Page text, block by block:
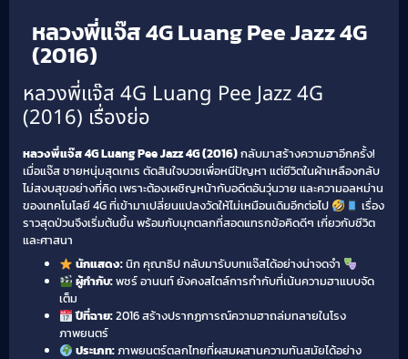
หลวงพี่แจ๊ส 4G Luang Pee Jazz 4G
(2016)
หลวงพี่แจ๊ส 4G Luang Pee Jazz 4G
(2016) เรื่องย่อ
หลวงพี่แจ๊ส 4G Luang Pee Jazz 4G (2016)กลับมาสร้างความฮาอีกครั้ง!
เมื่อแจ๊ส ชายหนุ่มสุดเกเร ตัดสินใจบวชเพื่อหนีปัญหา แต่ชีวิตในผ้าเหลืองกลับ
ไม่สงบสุขอย่างที่คิด เพราะต้องเผชิญหน้ากับอดีตอันวุ่นวาย และความอลหม่าน
ของเทคโนโลยี 4G ที่เข้ามาเปลี่ยนแปลงวัดให้ไม่เหมือนเดิมอีกต่อไป
เรื่อง
ราวสุดป่วนจึงเริ่มต้นขึ้น พร้อมกับมุกตลกที่สอดแทรกข้อคิดดีๆ เกี่ยวกับชีวิต
และศาสนา
นักแสดง:นิก คุณาธิป กลับมารับบทแจ๊สได้อย่างน่าจดจำ
ผู้กำกับ:พชร์ อานนท์ ยังคงสไตล์การกำกับที่เน้นความฮาแบบจัด
เต็ม
ปีที่ฉาย:2016 สร้างปรากฏการณ์ความฮาถล่มทลายในโรง
ภาพยนตร์
ประเภท:ภาพยนตร์ตลกไทยที่ผสมผสานความทันสมัยได้อย่าง